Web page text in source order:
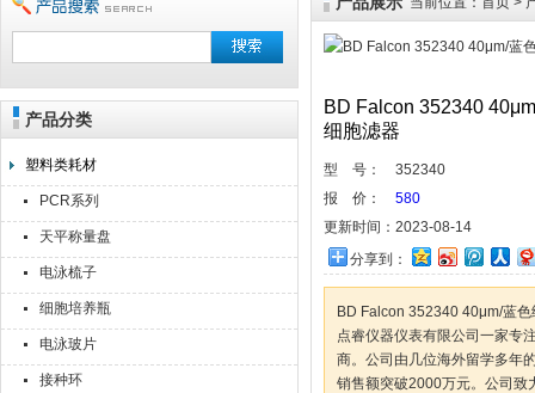
上海点睿仪器仪表有限公司
产品分类
塑料类耗材
PCR系列
天平称量盘
电泳梳子
细胞培养瓶
电泳玻片
接种环
BD Falcon 352340
细胞滤器
型 号：
352340
报 价：
580
更新时间： 2023-08-14
分享到：
BD Falcon 352340 40μm/蓝
点睿仪器仪表有限公司一家专
商。公司由几位海外留学多年
销售额突破2000万元。公司致